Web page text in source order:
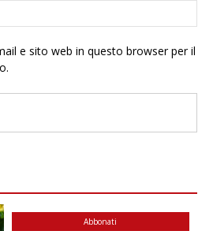
e sito web in questo browser per il
Abbonati